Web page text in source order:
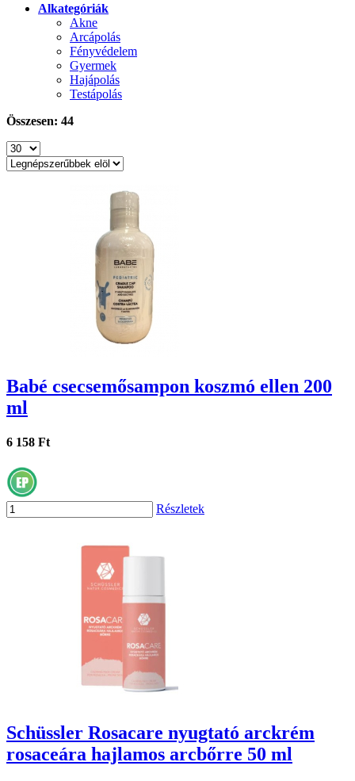
Alkategóriák
Akne
Arcápolás
Fényvédelem
Gyermek
Hajápolás
Testápolás
Összesen: 44
Babé csecsemősampon koszmó ellen 200
ml
6 158 Ft
Részletek
Schüssler Rosacare nyugtató arckrém
rosaceára hajlamos arcbőrre 50 ml